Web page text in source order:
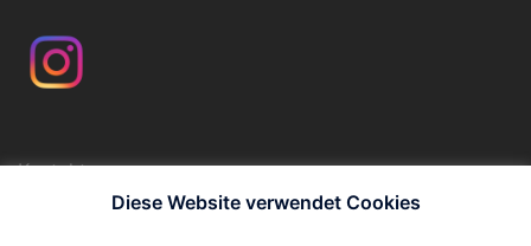
Kontakt
ImpressumDiese Website verwendet Cookies